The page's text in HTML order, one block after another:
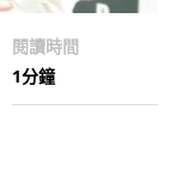
閱讀時間
1分鐘